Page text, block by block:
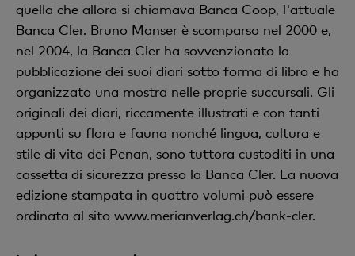
quella che allora si chiamava Banca Coop, l'attuale
Banca Cler. Bruno Manser è scomparso nel 2000 e,
nel 2004, la Banca Cler ha sovvenzionato la
pubblicazione dei suoi diari sotto forma di libro e ha
organizzato una mostra nelle proprie succursali. Gli
originali dei diari, riccamente illustrati e con tanti
appunti su flora e fauna nonché lingua, cultura e
stile di vita dei Penan, sono tuttora custoditi in una
cassetta di sicurezza presso la Banca Cler. La nuova
edizione stampata in quattro volumi può essere
ordinata al sito www.merianverlag.ch/bank-cler.